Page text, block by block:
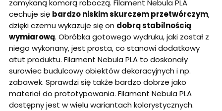
zamykaną komorą roboczą. Filament Nebula PLA
cechuje się bardzo niskim skurczem przetwórczym,
dzięki czemu wykazuje się on dobrą stabilnością
wymiarową. Obróbka gotowego wydruku, jaki został z
niego wykonany, jest prosta, co stanowi dodatkowy
atut produktu. Filament Nebula PLA to doskonały
surowiec budulcowy obiektów dekoracyjnych i np.
zabawek. Sprawdzi się także bardzo dobrze jako
materiał do prototypowania. Filament Nebula PLA
dostępny jest w wielu wariantach kolorystycznych.